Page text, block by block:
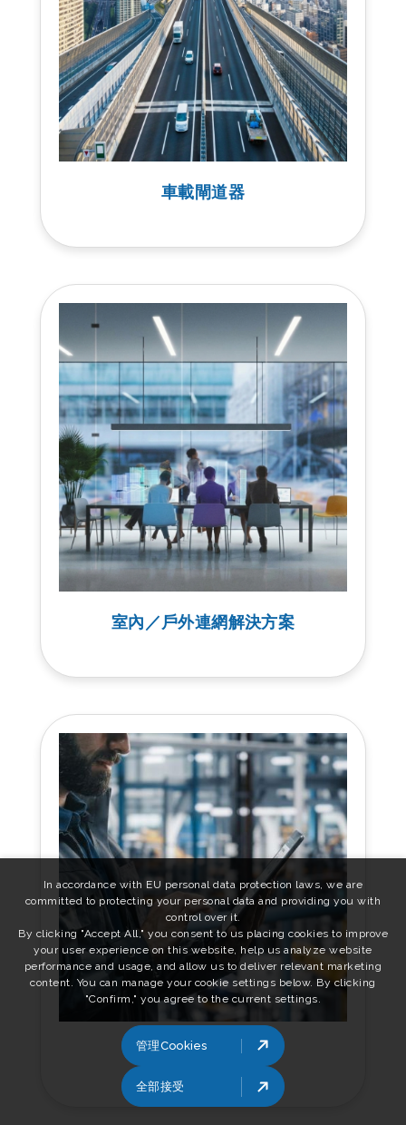
車載閘道器
室內／戶外連網解決方案
工業閘道器
In accordance with EU personal data protection laws, we are
committed to protecting your personal data and providing you with
control over it.
By clicking "Accept All," you consent to us placing cookies to improve
your user experience on this website, help us analyze website
performance and usage, and allow us to deliver relevant marketing
content. You can manage your cookie settings below. By clicking
"Confirm," you agree to the current settings.
管理Cookies
全部接受